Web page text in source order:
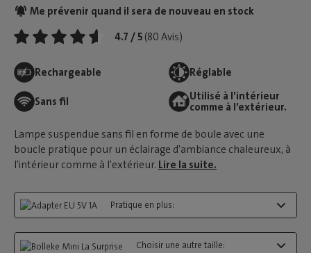
Me prévenir quand il sera de nouveau en stock
4.7 / 5 (80 Avis)
Rechargeable Réglable
Sans fil
Utilisé à l’intérieur
comme à l’extérieur.
Lampe suspendue sans fil en forme de boule avec une
boucle pratique pour un éclairage d'ambiance chaleureux, à
l'intérieur comme à l'extérieur. Lire la suite.
Pratique en plus:
Choisir une autre taille: